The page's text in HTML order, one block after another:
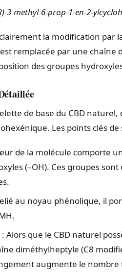
3-methyl-6-prop-1-en-2-
la modification par
remplacée par une
des groupes
de base du CBD naturel,
Les points clés
de la molécule comporte
(–OH). Ces groupes
au noyau phénolique, il
: Alors que le CBD naturel
diméthylheptyle (C8
augmente le nombre